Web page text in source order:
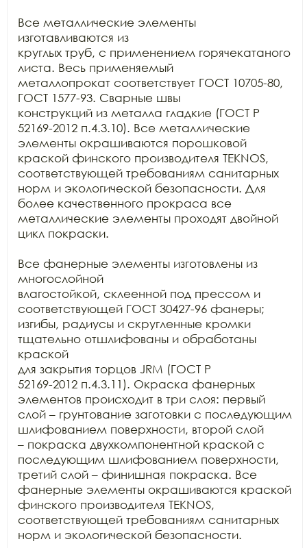
Все металлические элементы
изготавливаются из
круглых труб, с применением горячекатаного
листа. Весь применяемый
металлопрокат соответствует ГОСТ 10705-80,
ГОСТ 1577-93. Сварные швы
конструкций из металла гладкие (ГОСТ Р
52169-2012 п.4.3.10). Все металлические
элементы окрашиваются порошковой
краской финского производителя TEKNOS,
соответствующей требованиям санитарных
норм и экологической безопасности. Для
более качественного прокраса все
металлические элементы проходят двойной
цикл покраски.
Все фанерные элементы изготовлены из
многослойной
влагостойкой, склеенной под прессом и
соответствующей ГОСТ 30427-96 фанеры;
изгибы, радиусы и скругленные кромки
тщательно отшлифованы и обработаны
краской
для закрытия торцов JRM (ГОСТ Р
52169-2012 п.4.3.11). Окраска фанерных
элементов происходит в три слоя: первый
слой – грунтование заготовки с последующим
шлифованием поверхности, второй слой
– покраска двухкомпонентной краской с
последующим шлифованием поверхности,
третий слой – финишная покраска. Все
фанерные элементы окрашиваются краской
финского производителя TEKNOS,
соответствующей требованиям санитарных
норм и экологической безопасности.